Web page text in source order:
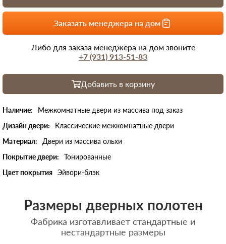
Добавить в корзину
Наличие:
Межкомнатные двери из массива под заказ
Дизайн двери:
Классические межкомнатные двери
Материал:
Двери из массива ольхи
Покрытие двери:
Тонированные
Цвет покрытия Эйвори-блэк
Заказать менеджера на дом
Либо для заказа менеджера на дом звоните
+7 (931) 913-51-83
Размеры дверных полотен
Фабрика изготавливает стандартные и
нестандартные размеры